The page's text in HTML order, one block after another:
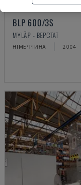
BLP 600/3S
MYLÄP - ВЕРСТАТ
НІМЕЧЧИНА 2004